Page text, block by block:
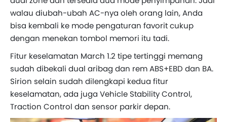
walau diubah-ubah AC-nya oleh orang lain, Anda
bisa kembali ke mode pengaturan favorit cukup
dengan menekan tombol memori itu tadi.
Fitur keselamatan March 1.2 tipe tertinggi memang
sudah dibekali dual aribag dan rem ABS+EBD dan BA.
Sirion selain sudah dilengkapi kedua fitur
keselamatan, ada juga Vehicle Stability Control,
Traction Control dan sensor parkir depan.